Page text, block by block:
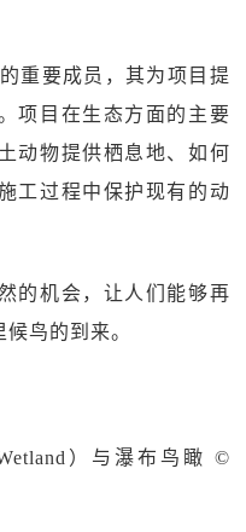
重要成员，其为项目提
项目在生态方面的主要
动物提供栖息地、如何
工过程中保护现有的动
的机会，让人们能够再
鸟的到来。
）与瀑布鸟瞰 ©